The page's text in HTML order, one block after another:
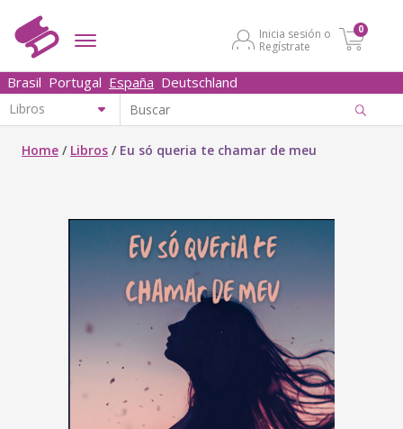
Inicia sesión o
Regístrate
0
Brasil Portugal España Deutschland
Home / Libros / Eu só queria te chamar de meu